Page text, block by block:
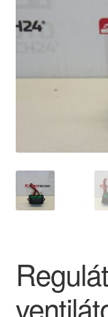
Můj účet
Platby
Reklamační řád